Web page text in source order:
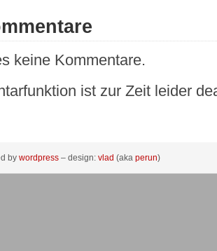
keine Kommentare.
ist zur Zeit leider
by wordpress – design: vlad (aka perun)